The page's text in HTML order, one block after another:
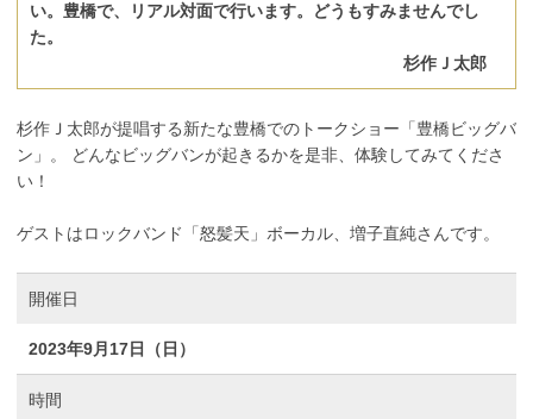
い。豊橋で、リアル対面で行います。どうもすみませんでし
た。
杉作Ｊ太郎
杉作Ｊ太郎が提唱する新たな豊橋でのトークショー「豊橋ビッグバ
ン」。 どんなビッグバンが起きるかを是非、体験してみてくださ
い！
ゲストはロックバンド「怒髪天」ボーカル、増子直純さんです。
開催日
2023年9月17日（日）
時間